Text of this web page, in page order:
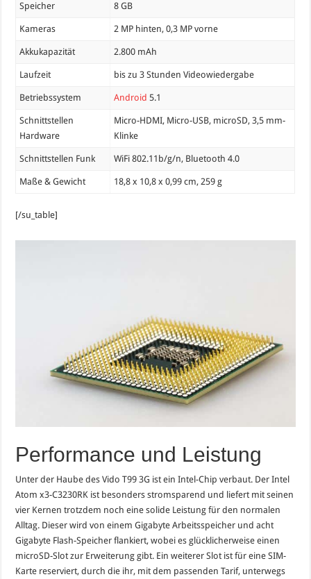
Speicher 8 GB
Kameras 2 MP hinten, 0,3 MP vorne
Akkukapazität 2.800 mAh
Laufzeit bis zu 3 Stunden Videowiedergabe
Betriebssystem Android 5.1
Schnittstellen
Hardware
Micro-HDMI, Micro-USB, microSD, 3,5 mm-
Klinke
Schnittstellen Funk WiFi 802.11b/g/n, Bluetooth 4.0
Maße & Gewicht 18,8 x 10,8 x 0,99 cm, 259 g
[/su_table]
Performance und Leistung
Unter der Haube des Vido T99 3G ist ein Intel-Chip verbaut. Der Intel
Atom x3-C3230RK ist besonders stromsparend und liefert mit seinen
vier Kernen trotzdem noch eine solide Leistung für den normalen
Alltag. Dieser wird von einem Gigabyte Arbeitsspeicher und acht
Gigabyte Flash-Speicher flankiert, wobei es glücklicherweise einen
microSD-Slot zur Erweiterung gibt. Ein weiterer Slot ist für eine SIM-
Karte reserviert, durch die ihr, mit dem passenden Tarif, unterwegs